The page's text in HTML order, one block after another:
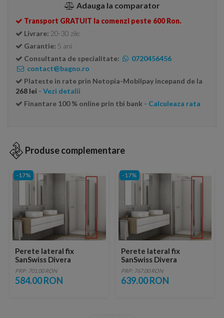
Adauga la comparator
Transport GRATUIT la comenzi peste 600 Ron.
Livrare: 20-30 zile
Garantie: 5 ani
Consultanta de specialitate:
0720456456
contact@bagno.ro
Plateste in rate prin Netopia-Mobilpay incepand de la
268 lei - Vezi detalii
Finantare 100 % online prin tbi bank - Calculeaza rata
Produse complementare
-17%
Perete lateral fix
SanSwiss Divera
70xH200 cm
PRP: 701.00 RON
584.00 RON
-17%
Perete lateral fix
SanSwiss Divera
80xH200 cm
PRP: 767.00 RON
639.00 RON